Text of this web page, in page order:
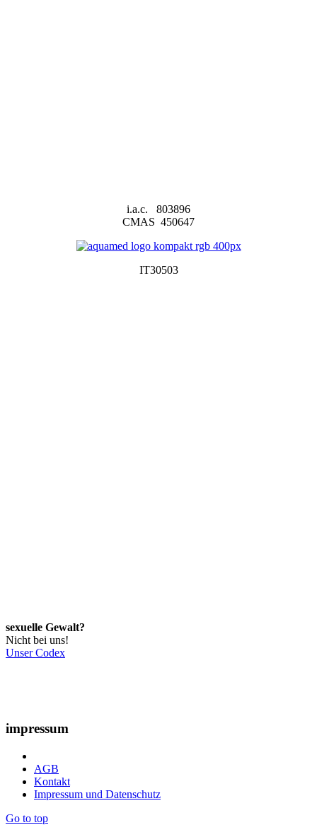
i.a.c. 803896
CMAS 450647
IT30503
sexuelle Gewalt?
Nicht bei uns!
Unser Codex
impressum
AGB
Kontakt
Impressum und Datenschutz
Go to top